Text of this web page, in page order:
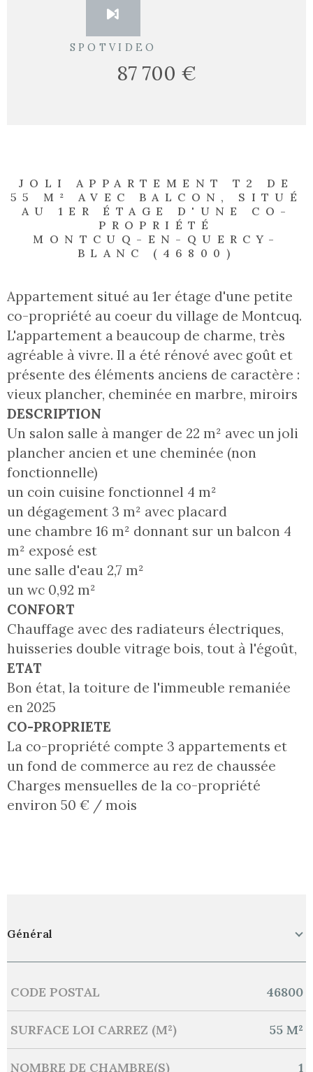
SPOTVIDEO
87 700 €
JOLI APPARTEMENT T2 DE
55 M² AVEC BALCON, SITUÉ
AU 1ER ÉTAGE D'UNE CO-
PROPRIÉTÉ
MONTCUQ-EN-QUERCY-
BLANC (46800)
Appartement situé au 1er étage d'une petite
co-propriété au coeur du village de Montcuq.
L'appartement a beaucoup de charme, très
agréable à vivre. Il a été rénové avec goût et
présente des éléments anciens de caractère :
vieux plancher, cheminée en marbre, miroirs
DESCRIPTION
Un salon salle à manger de 22 m² avec un joli
plancher ancien et une cheminée (non
fonctionnelle)
un coin cuisine fonctionnel 4 m²
un dégagement 3 m² avec placard
une chambre 16 m² donnant sur un balcon 4
m² exposé est
une salle d'eau 2,7 m²
un wc 0,92 m²
CONFORT
Chauffage avec des radiateurs électriques,
huisseries double vitrage bois, tout à l'égoût,
ETAT
Bon état, la toiture de l'immeuble remaniée
en 2025
CO-PROPRIETE
La co-propriété compte 3 appartements et
un fond de commerce au rez de chaussée
Charges mensuelles de la co-propriété
environ 50 € / mois
Général
Caractérisque Valeurs
CODE POSTAL 46800
SURFACE LOI CARREZ (M²) 55 M²
NOMBRE DE CHAMBRE(S) 1